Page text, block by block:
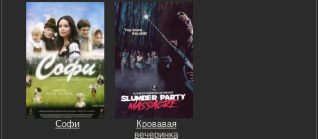
Софи
Кровавая
вечеринка